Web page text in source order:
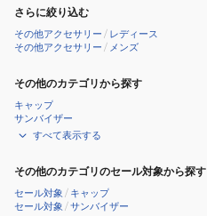
V2
PINK
さらに絞り込む
その他アクセサリー / レディース
その他アクセサリー / メンズ
その他のカテゴリから探す
キャップ
サンバイザー
すべて表示する
その他のカテゴリのセール対象から探す
セール対象 / キャップ
セール対象 /サンバイザー